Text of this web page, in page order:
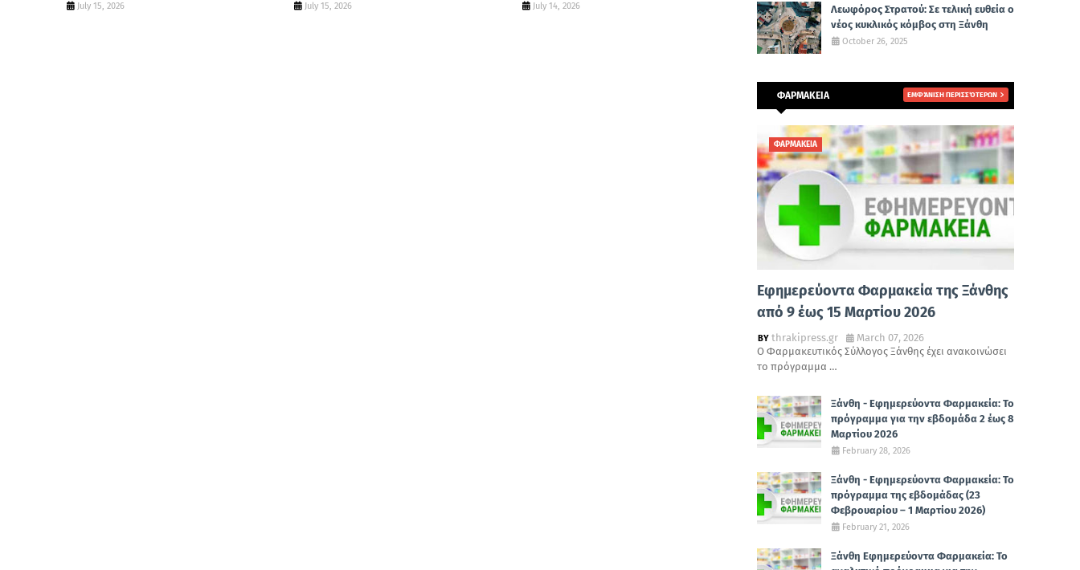
July 15, 2026 July 15, 2026 July 14, 2026
Λεωφόρος Στρατού: Σε τελική ευθεία ο
νέος κυκλικός κόμβος στη Ξάνθη
October 26, 2025
ΦΑΡΜΑΚΕΙΑ ΕΜΦΆΝΙΣΗ ΠΕΡΙΣΣΌΤΕΡΩΝ
ΦΑΡΜΑΚΕΙΑ
Εφημερεύοντα Φαρμακεία της Ξάνθης
από 9 έως 15 Μαρτίου 2026
thrakipress.gr
March 07, 2026
Ο Φαρμακευτικός Σύλλογος Ξάνθης έχει ανακοινώσει
το πρόγραμμα …
Ξάνθη - Εφημερεύοντα Φαρμακεία: Το
πρόγραμμα για την εβδομάδα 2 έως 8
Μαρτίου 2026
February 28, 2026
Ξάνθη - Εφημερεύοντα Φαρμακεία: Το
πρόγραμμα της εβδομάδας (23
Φεβρουαρίου – 1 Μαρτίου 2026)
February 21, 2026
Ξάνθη Εφημερεύοντα Φαρμακεία: Το